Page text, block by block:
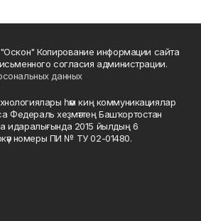
Копирование информации сайта
согласия администрации.
данных
һәм киң коммуникациялар
Федераль хеҙмәттең Башҡортостан
идаралығында 2015 йылдың 6
номеры ПИ № ТУ 02-01480.